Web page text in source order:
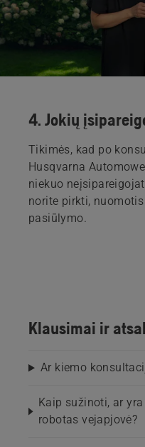
4. Jokių
Tikimės, kad po
Husqvarna
niekuo
norite pirkti,
pasiūlymo.
Klausimai ir
Ar kiemo
Kaip sužinoti, ar
robotas vejapjovė?